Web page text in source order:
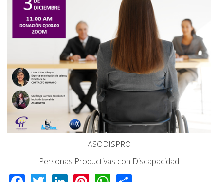
ASODISPRO
Personas Productivas con Discapacidad